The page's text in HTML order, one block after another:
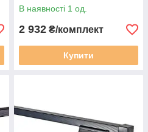
В наявності 1 од.
2 932 ₴/комплект
Купити